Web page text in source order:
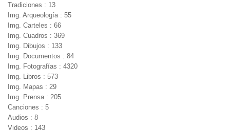
Tradiciones : 13
Img. Arqueología : 55
Img. Carteles : 66
Img. Cuadros : 369
Img. Dibujos : 133
Img. Documentos : 84
Img. Fotografías : 4320
Img. Libros : 573
Img. Mapas : 29
Img. Prensa : 205
Canciones : 5
Audios : 8
Videos : 143